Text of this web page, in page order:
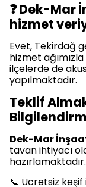
❓ Dek-Mar
hizmet
Evet, Tekirdağ
hizmet
ilçelerde de
yapılmaktadır.
Teklif
Dek-Mar
tavan ihtiyacı
hazırlamaktadır.
📞 Ücretsiz